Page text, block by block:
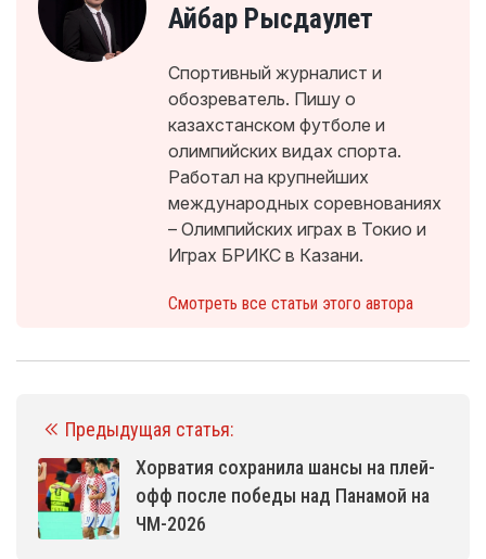
Айбар Рысдаулет
Спортивный журналист и
обозреватель. Пишу о
казахстанском футболе и
олимпийских видах спорта.
Работал на крупнейших
международных соревнованиях
– Олимпийских играх в Токио и
Играх БРИКС в Казани.
Смотреть все статьи этого автора
Предыдущая статья:
Хорватия сохранила шансы на плей-
офф после победы над Панамой на
ЧМ-2026